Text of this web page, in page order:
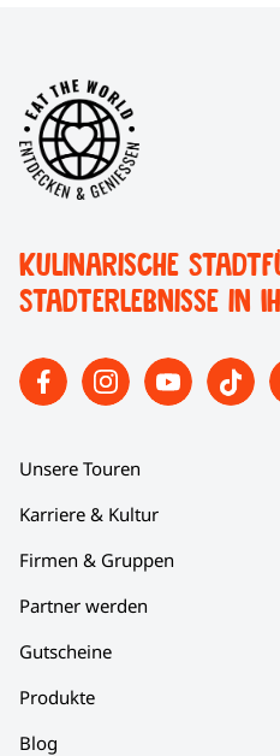
Kulinarische
Stadterlebnisse in
Unsere Touren
Karriere & Kultur
Firmen & Gruppen
Partner werden
Gutscheine
Produkte
Blog